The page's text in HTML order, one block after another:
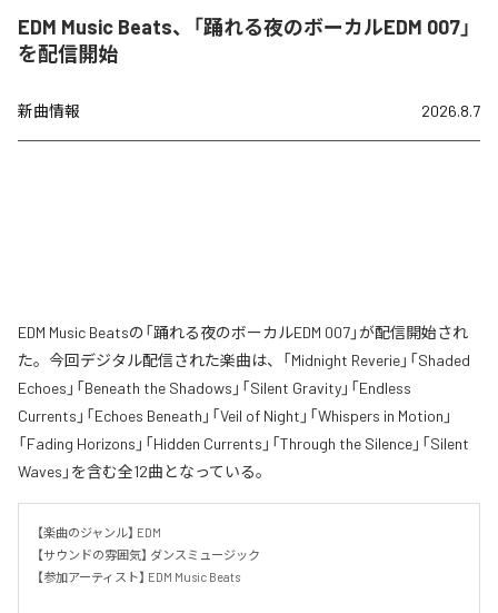
EDM Music Beats、「踊れる夜のボーカルEDM 007」
を配信開始
新曲情報 2026.8.7
EDM Music Beatsの「踊れる夜のボーカルEDM 007」が配信開始され
た。今回デジタル配信された楽曲は、「Midnight Reverie」「Shaded
Echoes」「Beneath the Shadows」「Silent Gravity」「Endless
Currents」「Echoes Beneath」「Veil of Night」「Whispers in Motion」
「Fading Horizons」「Hidden Currents」「Through the Silence」「Silent
Waves」を含む全12曲となっている。
【楽曲のジャンル】 EDM
【サウンドの雰囲気】 ダンスミュージック
【参加アーティスト】 EDM Music Beats